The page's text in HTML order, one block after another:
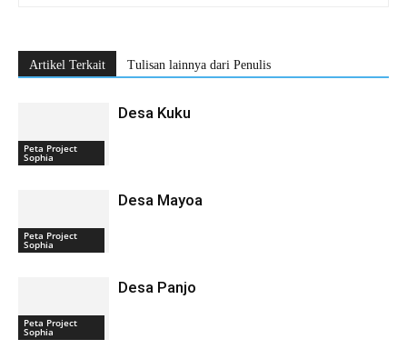
Artikel Terkait Tulisan lainnya dari Penulis
Peta Project
Sophia
Desa Kuku
Peta Project
Sophia
Desa Mayoa
Peta Project
Sophia
Desa Panjo